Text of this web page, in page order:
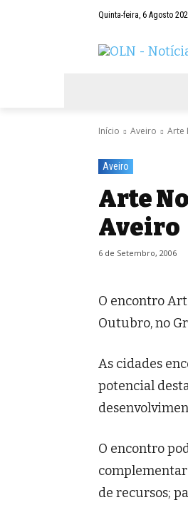
Quinta-feira, 6 Agosto
Início Aveiro Arte
Aveiro
Arte
Aveiro
6 de Setembro, 2006
O encontro
Outubro, no
As cidades
potencial
O encontro
de recursos;